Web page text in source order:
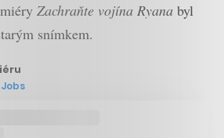
Zachraňte vojína Ryana byl
snímkem.